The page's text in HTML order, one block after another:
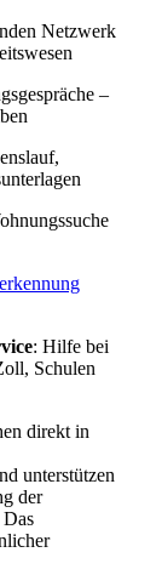
Netzwerk
–
: Hilfe bei
Schulen
direkt in
unterstützen
der